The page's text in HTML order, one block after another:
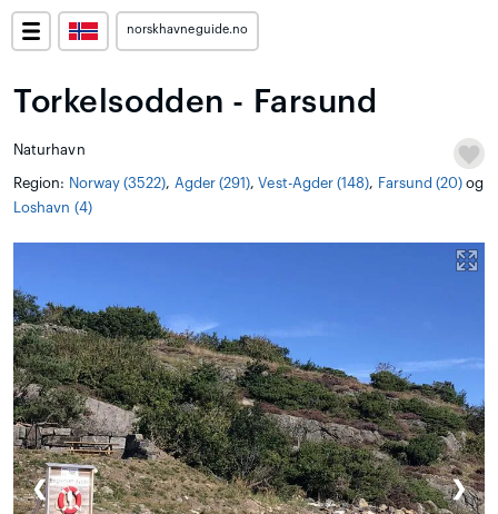
norskhavneguide.no
Torkelsodden - Farsund
Naturhavn
Region: Norway (3522), Agder (291),Vest-Agder (148), Farsund (20) og
Loshavn (4)
❮ ❯